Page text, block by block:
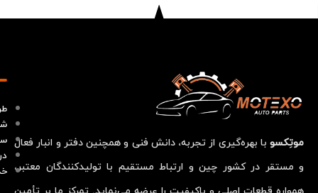
موتِکسو با بهره‌گیری از تجربه، دانش فنی و همچنین دفتر و انبار فعال
و مستقر در کشور چین و ارتباط مستقیم با تولیدکنندگان معتبر،